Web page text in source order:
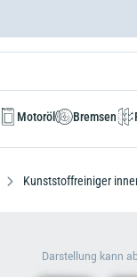
Motoröl Bremsen
Kunststoffreiniger
Darstellung kann